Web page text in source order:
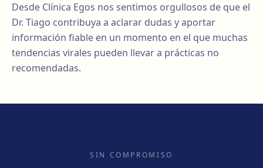
Desde Clínica Egos nos sentimos orgullosos de que el
Dr. Tiago contribuya a aclarar dudas y aportar
información fiable en un momento en el que muchas
tendencias virales pueden llevar a prácticas no
recomendadas.
SIN COMPROMISO